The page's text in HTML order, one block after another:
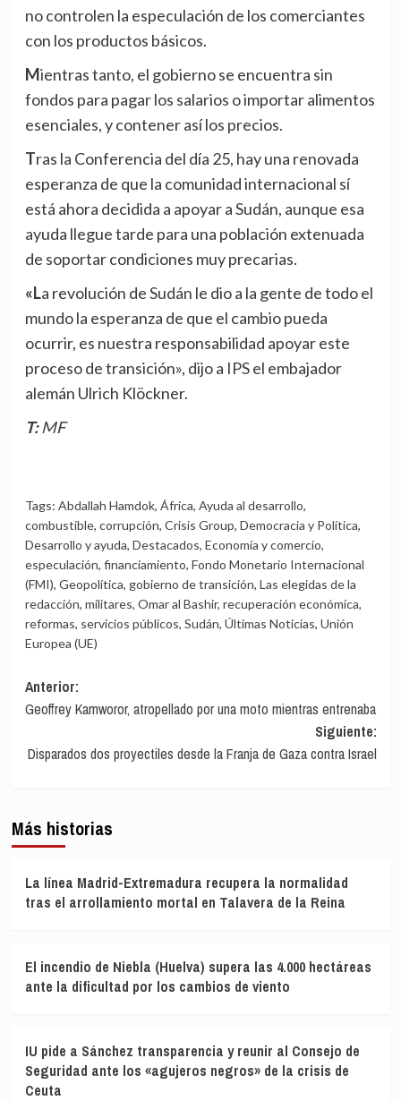
no controlen la especulación de los comerciantes
con los productos básicos.
Mientras tanto, el gobierno se encuentra sin
fondos para pagar los salarios o importar alimentos
esenciales, y contener así los precios.
Tras la Conferencia del día 25, hay una renovada
esperanza de que la comunidad internacional sí
está ahora decidida a apoyar a Sudán, aunque esa
ayuda llegue tarde para una población extenuada
de soportar condiciones muy precarias.
«La revolución de Sudán le dio a la gente de todo el
mundo la esperanza de que el cambio pueda
ocurrir, es nuestra responsabilidad apoyar este
proceso de transición», dijo a IPS el embajador
alemán Ulrich Klöckner.
T: MF
Tags: Abdallah Hamdok, África, Ayuda al desarrollo,
combustible, corrupción, Crisis Group, Democracia y Política,
Desarrollo y ayuda, Destacados, Economía y comercio,
especulación, financiamiento, Fondo Monetario Internacional
(FMI), Geopolítica, gobierno de transición, Las elegidas de la
redacción, militares, Omar al Bashir, recuperación económica,
reformas, servicios públicos, Sudán, Últimas Noticias, Unión
Europea (UE)
Navegación
de
entradas
Anterior:
Geoffrey Kamworor, atropellado por una moto mientras entrenaba
Siguiente:
Disparados dos proyectiles desde la Franja de Gaza contra Israel
Más historias
La línea Madrid-Extremadura recupera la normalidad
tras el arrollamiento mortal en Talavera de la Reina
El incendio de Niebla (Huelva) supera las 4.000 hectáreas
ante la dificultad por los cambios de viento
IU pide a Sánchez transparencia y reunir al Consejo de
Seguridad ante los «agujeros negros» de la crisis de
Ceuta